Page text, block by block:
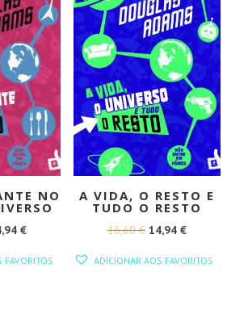
NO
€O
FAVORITOS
A VIDA, O RESTO E
TUDO O RESTO
16,60€ O
14,94 €O
ADICIONAR AOS FAVORITOS